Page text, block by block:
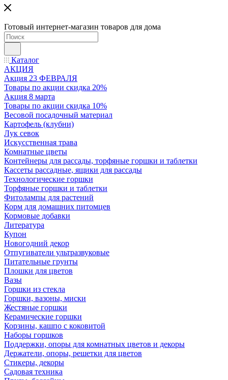
Готовый интернет-магазин товаров для дома
Каталог
АКЦИЯ
Акция 23 ФЕВРАЛЯ
Товары по акции скидка 20%
Акция 8 марта
Товары по акции скидка 10%
Весовой посадочный материал
Картофель (клубни)
Лук севок
Искусственная трава
Комнатные цветы
Контейнеры для рассады, торфяные горшки и таблетки
Кассеты рассадные, ящики для рассады
Технологические горшки
Торфяные горшки и таблетки
Фитолампы для растений
Корм для домашних питомцев
Кормовые добавки
Литература
Купон
Новогодний декор
Отпугиватели ультразвуковые
Питательные грунты
Плошки для цветов
Вазы
Горшки из стекла
Горшки, вазоны, миски
Жестяные горшки
Керамические горшки
Корзины, кашпо с коковитой
Наборы горшков
Поддержки, опоры для комнатных цветов и декоры
Держатели, опоры, решетки для цветов
Стикеры, декоры
Садовая техника